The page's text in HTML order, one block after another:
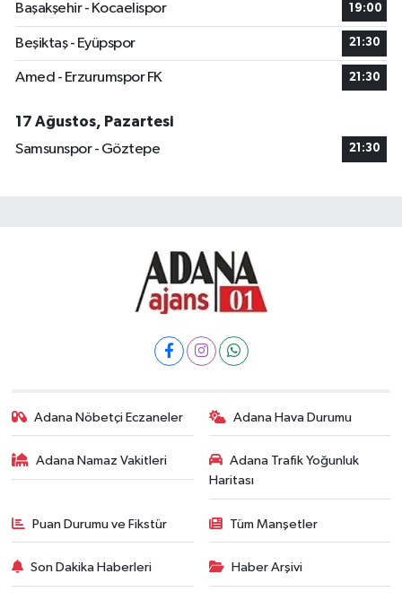
Başakşehir - Kocaelispor
19:00
Beşiktaş - Eyüpspor 21:30
Amed - Erzurumspor FK 21:30
17 Ağustos, Pazartesi
Samsunspor - Göztepe
21:30
Adana Nöbetçi Eczaneler Adana Hava Durumu
Adana Namaz Vakitleri
Adana Trafik Yoğunluk
Haritası
Puan Durumu ve Fikstür Tüm Manşetler
Son Dakika Haberleri Haber Arşivi